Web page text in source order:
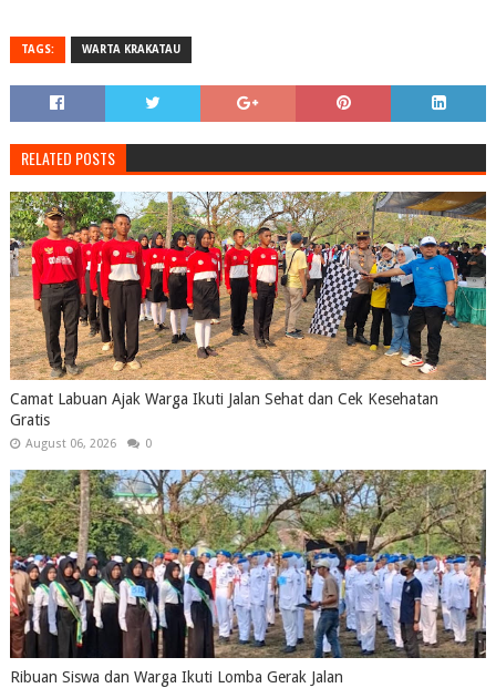
TAGS: WARTA KRAKATAU
RELATED POSTS
Camat Labuan Ajak Warga Ikuti Jalan Sehat dan Cek Kesehatan
Gratis
August 06, 2026 0
Ribuan Siswa dan Warga Ikuti Lomba Gerak Jalan